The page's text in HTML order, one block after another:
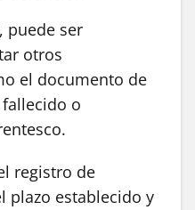
puede ser
otros
el documento de
o
registro de
plazo establecido y